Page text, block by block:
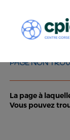
PAGE NON
La page à
Vous pouvez